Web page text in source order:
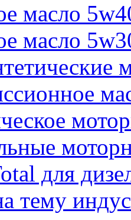
масло
масло
для
тему